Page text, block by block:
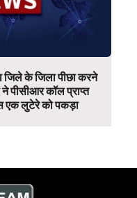
जिले के जिला पीछा करने
पीसीआर कॉल प्राप्त
एक लुटेरे को पकड़ा